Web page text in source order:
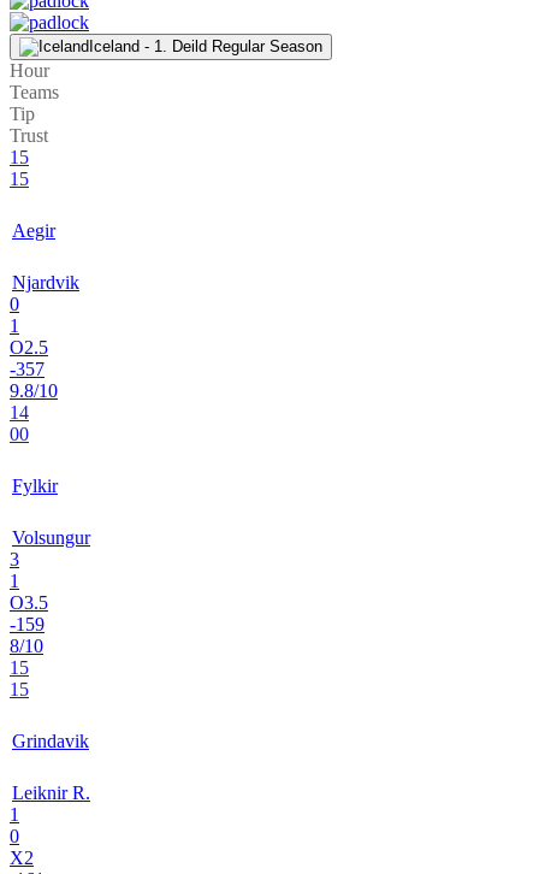
Iceland - 1. Deild Regular Season
Hour
Teams
Tip
Trust
15
15
Aegir
Njardvik
0
1
O2.5
-357
9.8/10
14
00
Fylkir
Volsungur
3
1
O3.5
-159
8/10
15
15
Grindavik
Leiknir R.
1
0
X2